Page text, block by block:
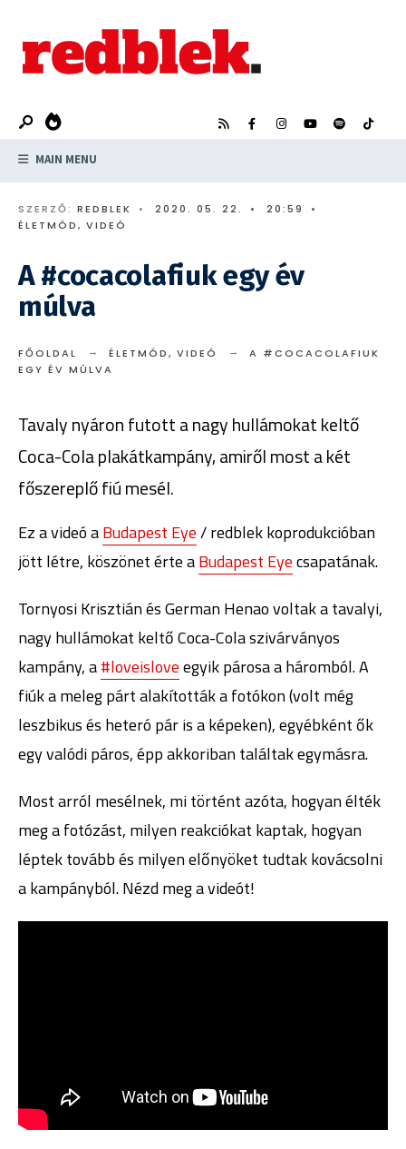
content
MAIN MENU
SZERZŐ: REDBLEK • 2020. 05. 22. • 20:59
•
ÉLETMÓD, VIDEÓ
A #cocacolafiuk egy év
múlva
FŐOLDAL ÉLETMÓD, VIDEÓ
A #COCACOLAFIUK
EGY ÉV MÚLVA
Tavaly nyáron futott a nagy hullámokat keltő
Coca-Cola plakátkampány, amiről most a két
főszereplő fiú mesél.
Ez a videó aBudapest Eye/ redblek koprodukcióban
jött létre, köszönet érte aBudapest Eyecsapatának.
Tornyosi Krisztián és German Henao voltak a tavalyi,
nagy hullámokat keltő Coca-Cola szivárványos
kampány, a#loveisloveegyik párosa a háromból. A
fiúk a meleg párt alakították a fotókon (volt még
leszbikus és heteró pár is a képeken), egyébként ők
egy valódi páros, épp akkoriban találtak egymásra.
Most arról mesélnek, mi történt azóta, hogyan élték
meg a fotózást, milyen reakciókat kaptak, hogyan
léptek tovább és milyen előnyöket tudtak kovácsolni
a kampányból. Nézd meg a videót!